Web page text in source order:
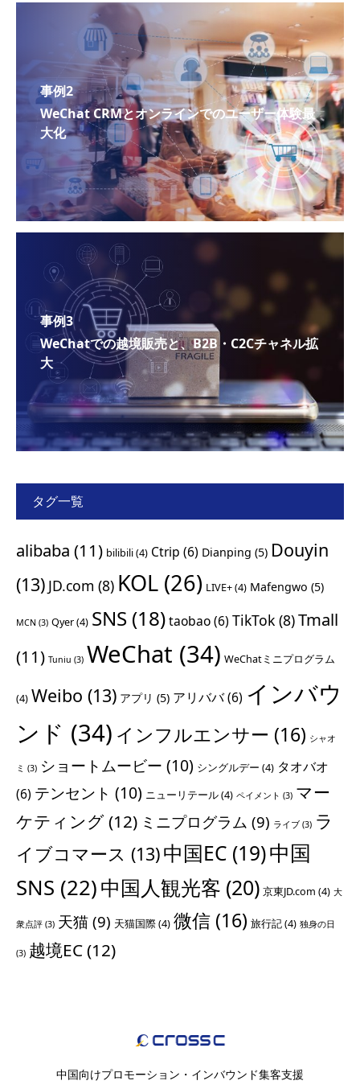
事例2
WeChat CRMとオンラインでのユーザー体験最
大化
事例3
WeChatでの越境販売と、B2B・C2Cチャネル拡
大
タグ一覧
alibaba (11) bilibili(4) Ctrip (6) Dianping (5) Douyin
(13) JD.com (8) KOL (26) LIVE+(4) Mafengwo (5)
MCN (3) Qyer(4) SNS (18)taobao(6) TikTok (8)Tmall
(11) Tuniu (3) WeChat (34) WeChatミニプログラム
(4) Weibo (13) アプリ (5) アリババ(6) インバウ
ンド (34) インフルエンサー (16) シャオ
ミ (3) ショートムービー (10) シングルデー (4) タオバオ
(6) テンセント (10) ニューリテール(4) ペイメント (3) マー
ケティング(12) ミニプログラム (9) ライブ (3) ラ
イブコマース (13)中国EC (19)中国
SNS (22)中国人観光客 (20) 京東JD.com (4) 大
衆点評 (3) 天猫 (9) 天猫国際(4) 微信 (16) 旅行記(4) 独身の日
(3) 越境EC(12)
中国向けプロモーション・インバウンド集客支援